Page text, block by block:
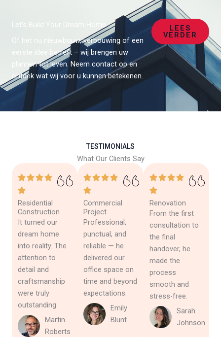
Let’s Build Your Dream Home.
Of het nu nieuwbouw, verbouwing of een
eerste idee betreft – wij brengen uw
plannen tot leven. Neem contact op en
ontdek wat wij voor u kunnen betekenen.
LEES
VERDER
TESTIMONIALS
What Our Clients Say
Residential
Construction
It turned our
dream home
into reality. The
attention to
detail and
craftsmanship
were truly
outstanding.
Martin
Roberts
Commercial
Project
Professional,
punctual, and
reliable — he
delivered our
office space on
time and beyond
expectations.
Emily
Blunt
Renovation
From the first
consultation to
the final
handover, he
made the
process
smooth and
stress-free.
Sarah
Johnson